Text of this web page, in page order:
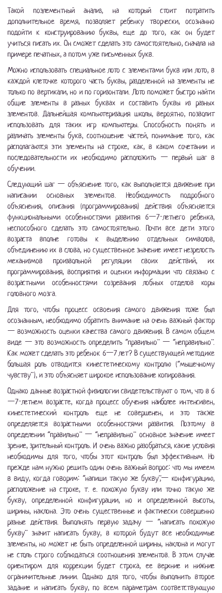
Такой поэлементный анализ, на который стоит потратить
дополнительное время, позволяет ребенку творчески, осознанно
подойти к конструированию буквы, еще до того, как он будет
учиться писать их. Он сможет сделать это самостоятельно, сначала на
примере печатных, а потом уже письменных букв.
Можно использовать специальное лото с элементами букв или лото, в
каждой клеточке которого часть буквы, разделенной на элементы не
только по вертикали, но и по горизонтали. Лото поможет быстро найти
общие элементы в разных буквах и составить буквы из разных
элементов. Дальнейшая компьютеризация школы, вероятно, позволит
использовать для таких игр компьютеры. Способность понять и
различать элементы букв, соотношение частей, понимание того, как
располагаются эти элементы на строке, как, в каком сочетании и
последовательности их необходимо расположить — первый шаг в
обучении.
Следующий шаг — объяснение того, как выполняется движение при
написании основных элементов. Необходимость подробного
объяснения, описания (программирования) действия объясняется
функциональными особенностями развития 6—7-летнего ребенка,
неспособного сделать это самостоятельно. Почти все дети этого
возраста вполне готовы к выделению отдельных символов,
объединению их в слова, но существенное значение имеет незрелость
механизмов произвольной регуляции своих действий, их
программирования, восприятия и оценки информации что связано с
возрастными особенностями созревания лобных отделов коры
головного мозга.
Для того, чтобы процесс освоения самого движения тоже был
осознанным, необходимо обратить внимание на очень важный фактор
— возможность оценки качества самого движения. В самом общем
виде — это возможность определить “правильно” — “неправильно”.
Как может сделать это ребенок 6—7 лет? В существующей методике
большая роль отводится кинестетическому контролю (“мышечному
чувству”), и это объясняет широкое использование копирования.
Однако данные возрастной физиологии свидетельствуют о том, что в 6
—7-летнем возрасте, когда процесс обучения наиболее интенсивен,
кинестетический контроль еще не совершенен, и это также
определяется возрастными особенностями развития. Поэтому в
определении “правильно” — “неправильно” основное значение имеет
зрение, зрительный контроль. И очень важно разобраться, какие условия
необходимы для того, чтобы этот контроль был эффективным. Но
прежде нам нужно решить один очень важный вопрос: что мы имеем
в виду, когда говорим: “напиши такую же букву”,— конфигурацию,
расположение на строке, т. е. похожую букву или точно такую же
букву, определенной конфигурации, но и определенной высоты,
ширины, наклона. Это очень существенные и фактически совершенно
разные действия. Выполнять первую задачу — “написать похожую
букву” значит написать букву, в которой будут все необходимые
элементы, но может не быть определенной ширины, наклона и могут
не столь строго соблюдаться соотношения элементов. В этом случае
ориентиром для коррекции будет строка, ее верхние и нижние
ограничительные линии. Однако для того, чтобы выполнить второе
задание и написать букву, по всем параметрам соответствующую